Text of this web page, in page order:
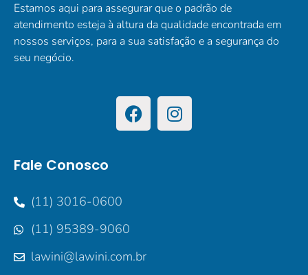
Estamos aqui para assegurar que o padrão de
atendimento esteja à altura da qualidade encontrada em
nossos serviços, para a sua satisfação e a segurança do
seu negócio.
Fale Conosco
(11) 3016-0600
(11) 95389-9060
lawini@lawini.com.br